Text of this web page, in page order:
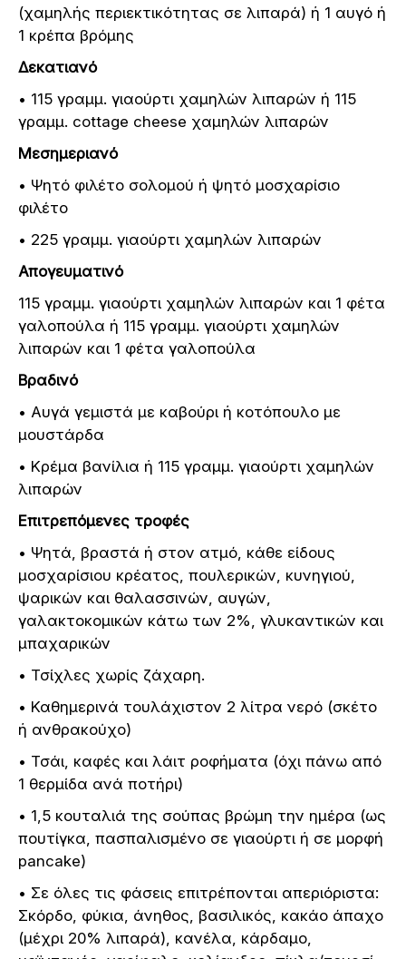
(χαμηλής περιεκτικότητας σε λιπαρά) ή 1 αυγό ή
1 κρέπα βρόμης
Δεκατιανό
• 115 γραμμ. γιαούρτι χαμηλών λιπαρών ή 115
γραμμ. cottage cheese χαμηλών λιπαρών
Μεσημεριανό
• Ψητό φιλέτο σολομού ή ψητό μοσχαρίσιο
φιλέτο
• 225 γραμμ. γιαούρτι χαμηλών λιπαρών
Απογευματινό
115 γραμμ. γιαούρτι χαμηλών λιπαρών και 1 φέτα
γαλοπούλα ή 115 γραμμ. γιαούρτι χαμηλών
λιπαρών και 1 φέτα γαλοπούλα
Βραδινό
• Αυγά γεμιστά με καβούρι ή κοτόπουλο με
μουστάρδα
• Κρέμα βανίλια ή 115 γραμμ. γιαούρτι χαμηλών
λιπαρών
Επιτρεπόμενες τροφές
• Ψητά, βραστά ή στον ατμό, κάθε είδους
μοσχαρίσιου κρέατος, πουλερικών, κυνηγιού,
ψαρικών και θαλασσινών, αυγών,
γαλακτοκομικών κάτω των 2%, γλυκαντικών και
μπαχαρικών
• Τσίχλες χωρίς ζάχαρη.
• Καθημερινά τουλάχιστον 2 λίτρα νερό (σκέτο
ή ανθρακούχο)
• Τσάι, καφές και λάιτ ροφήματα (όχι πάνω από
1 θερμίδα ανά ποτήρι)
• 1,5 κουταλιά της σούπας βρώμη την ημέρα (ως
πουτίγκα, πασπαλισμένο σε γιαούρτι ή σε μορφή
pancake)
• Σε όλες τις φάσεις επιτρέπονται απεριόριστα:
Σκόρδο, φύκια, άνηθος, βασιλικός, κακάο άπαχο
(μέχρι 20% λιπαρά), κανέλα, κάρδαμο,